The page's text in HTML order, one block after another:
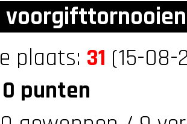
plaats: 31 (15-08-
0 punten